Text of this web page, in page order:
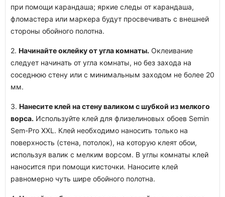
при помощи карандаша; яркие следы от карандаша,
фломастера или маркера будут просвечивать с внешней
стороны обойного полотна.
2. Начинайте оклейку от угла комнаты. Оклеивание
следует начинать от угла комнаты, но без захода на
соседнюю стену или с минимальным заходом не более 20
мм.
3. Нанесите клей на стену валиком с шубкой из мелкого
ворса. Используйте клей для флизелиновых обоев Semin
Sem-Pro XXL. Клей необходимо наносить только на
поверхность (стена, потолок), на которую клеят обои,
используя валик с мелким ворсом. В углы комнаты клей
наносится при помощи кисточки. Наносите клей
равномерно чуть шире обойного полотна.